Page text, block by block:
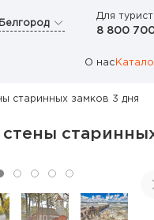
Белгород
Для
8 800
О нас
старинных замков 3 дня